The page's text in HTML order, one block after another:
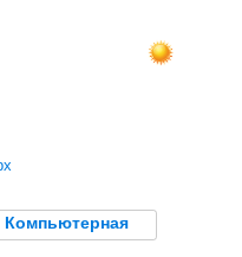
Компьютерная